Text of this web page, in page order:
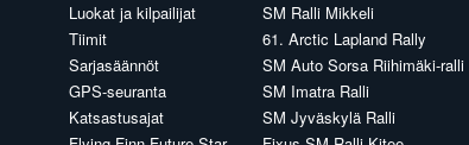
Luokat ja kilpailijat
Tiimit
Sarjasäännöt
GPS-seuranta
Katsastusajat
SM Ralli Mikkeli
61. Arctic Lapland Rally
SM Auto Sorsa Riihimäki-ralli
SM Imatra Ralli
SM Jyväskylä Ralli